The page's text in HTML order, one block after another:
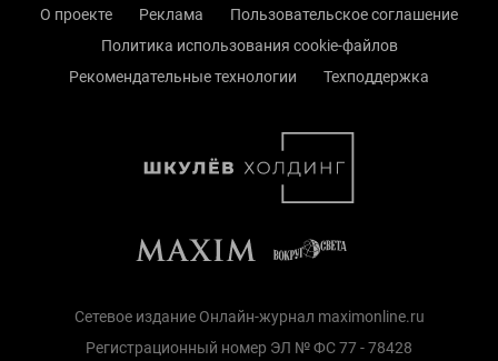
О проекте Реклама
Пользовательское соглашение
Политика использования cookie-файлов
Рекомендательные технологии
Техподдержка
Сетевое издание Онлайн-журнал maximonline.ru
Регистрационный номер ЭЛ № ФС 77 - 78428